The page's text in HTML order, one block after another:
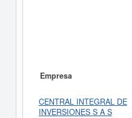
Empresa
CENTRAL INTEGRAL DE
INVERSIONES S A S